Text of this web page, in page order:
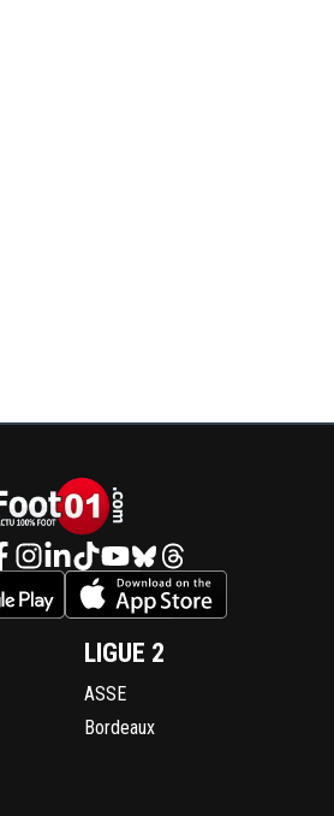
LIGUE 2
ASSE
Bordeaux